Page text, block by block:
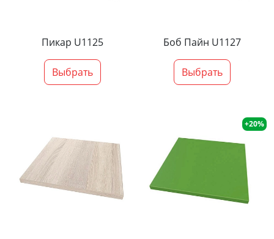
Пикар U1125
Выбрать
Боб Пайн U1127
Выбрать
+20%